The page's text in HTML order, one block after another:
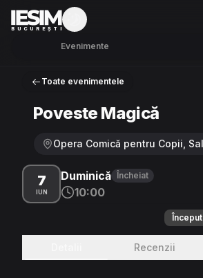
BUCUREȘTI Mod întunecat
Evenimente
Toate evenimentele
Poveste Magică
7
IUN
Duminică Încheiat
10:00
Început
Recenzii